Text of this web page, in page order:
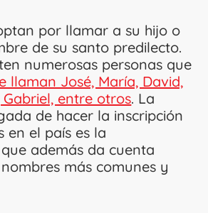
por llamar a su hijo o
de su santo predilecto.
numerosas personas que
llaman José, María, David,
entre otros. La
de hacer la inscripción
en el país es la
además da cuenta
más comunes y